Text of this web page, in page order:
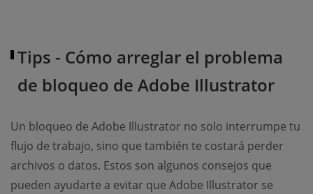
Tips - Cómo arreglar el problema
de bloqueo de Adobe Illustrator
Un bloqueo de Adobe Illustrator no solo interrumpe tu
flujo de trabajo, sino que también te costará perder
archivos o datos. Estos son algunos consejos que
pueden ayudarte a evitar que Adobe Illustrator se